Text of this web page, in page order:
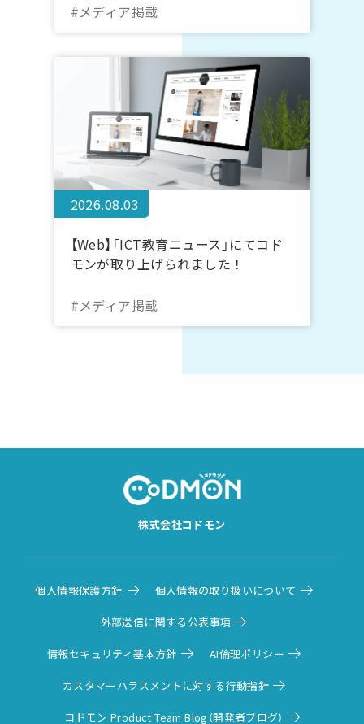
#メディア掲載
2026.08.03
【Web】「ICT教育ニュース」にてコド
モンが取り上げられました！
#メディア掲載
株式会社コドモン
個人情報保護方針 個人情報の取り扱いについて
外部送信に関する公表事項
情報セキュリティ基本方針 AI倫理ポリシー
カスタマーハラスメントに対する行動指針
コドモン Product Team Blog（開発者ブログ）